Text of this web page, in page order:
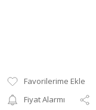
Fiyat Alarmı